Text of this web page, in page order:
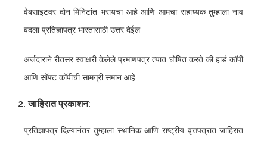
वेबसाइटवर दोन मिनिटांत भरायचा आहे आणि आमचा सहाय्यक तुम्हाला नाव
बदला प्रतिज्ञापत्र भारतासाठी उत्तर देईल.
अर्जदाराने रीतसर स्वाक्षरी केलेले प्रमाणपत्र त्यात घोषित करते की हार्ड कॉपी
आणि सॉफ्ट कॉपीची सामग्री समान आहे.
2. जाहिरात प्रकाशन:
प्रतिज्ञापत्र दिल्यानंतर तुम्हाला स्थानिक आणि राष्ट्रीय वृत्तपत्रात जाहिरात